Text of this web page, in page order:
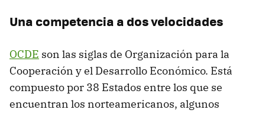
Una competencia a dos velocidades
OCDE son las siglas de Organización para la
Cooperación y el Desarrollo Económico. Está
compuesto por 38 Estados entre los que se
encuentran los norteamericanos, algunos